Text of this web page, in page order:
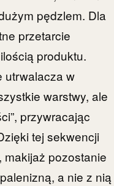
pędzlem. Dla
przetarcie
produktu.
utrwalacza w
warstwy, ale
przywracając
tej sekwencji
makijaż pozostanie
a nie z nią